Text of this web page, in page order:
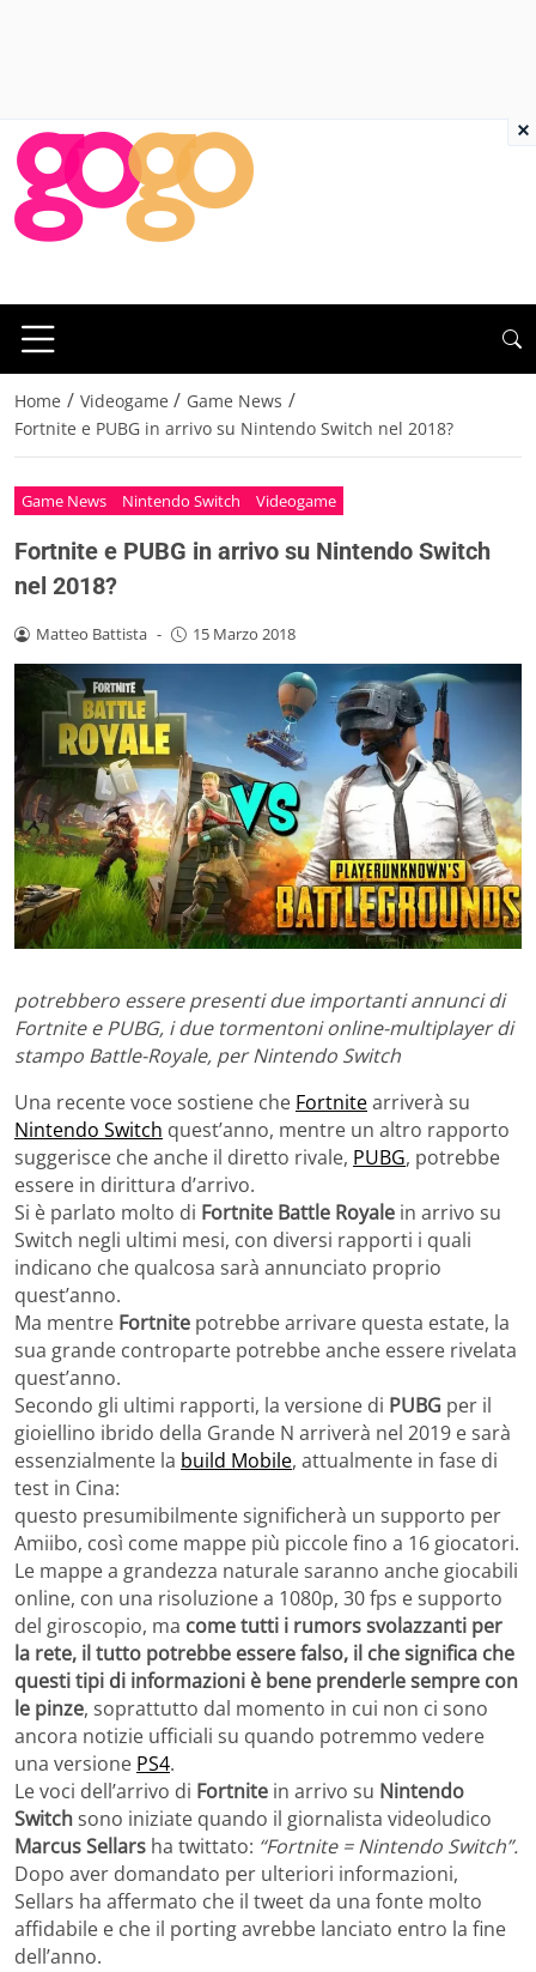
Home / Videogame / Game News /
Fortnite e PUBG in arrivo su Nintendo Switch nel 2018?
Game News Nintendo Switch Videogame
Fortnite e PUBG in arrivo su Nintendo Switch
nel 2018?
Matteo Battista - 15 Marzo 2018
potrebbero essere presenti due importanti annunci di
Fortnite e PUBG, i due tormentoni online-multiplayer di
stampo Battle-Royale, per Nintendo Switch
Una recente voce sostiene che Fortnitearriverà su
Nintendo Switch quest’anno, mentre un altro rapporto
suggerisce che anche il diretto rivale, PUBG, potrebbe
essere in dirittura d’arrivo.
Si è parlato molto di Fortnite Battle Royale in arrivo su
Switch negli ultimi mesi, con diversi rapporti i quali
indicano che qualcosa sarà annunciato proprio
quest’anno.
Ma mentre Fortnite potrebbe arrivare questa estate, la
sua grande controparte potrebbe anche essere rivelata
quest’anno.
Secondo gli ultimi rapporti, la versione di PUBG per il
gioiellino ibrido della Grande N arriverà nel 2019 e sarà
essenzialmente la build Mobile, attualmente in fase di
test in Cina:
questo presumibilmente significherà un supporto per
Amiibo, così come mappe più piccole fino a 16 giocatori.
Le mappe a grandezza naturale saranno anche giocabili
online, con una risoluzione a 1080p, 30 fps e supporto
del giroscopio, ma come tutti i rumors svolazzanti per
la rete, il tutto potrebbe essere falso, il che significa che
questi tipi di informazioni è bene prenderle sempre con
le pinze, soprattutto dal momento in cui non ci sono
ancora notizie ufficiali su quando potremmo vedere
una versione PS4.
Le voci dell’arrivo di Fortnite in arrivo su Nintendo
Switchsono iniziate quando il giornalista videoludico
Marcus Sellars ha twittato: “Fortnite = Nintendo Switch”.
Dopo aver domandato per ulteriori informazioni,
Sellars ha affermato che il tweet da una fonte molto
affidabile e che il porting avrebbe lanciato entro la fine
dell’anno.
×